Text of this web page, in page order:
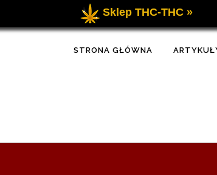
Sklep THC-THC »
STRONA GŁÓWNA